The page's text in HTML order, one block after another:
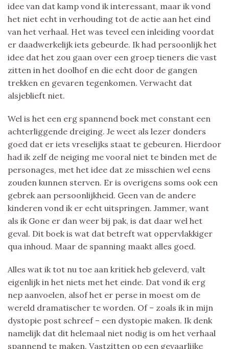
idee van dat kamp vond ik interessant, maar ik vond
het niet echt in verhouding tot de actie aan het eind
van het verhaal. Het was teveel een inleiding voordat
er daadwerkelijk iets gebeurde. Ik had persoonlijk het
idee dat het zou gaan over een groep tieners die vast
zitten in het doolhof en die echt door de gangen
trekken en gevaren tegenkomen. Verwacht dat
alsjeblieft niet.
Wel is het een erg spannend boek met constant een
achterliggende dreiging. Je weet als lezer donders
goed dat er iets vreselijks staat te gebeuren. Hierdoor
had ik zelf de neiging me vooral niet te binden met de
personages, met het idee dat ze misschien wel eens
zouden kunnen sterven. Er is overigens soms ook een
gebrek aan persoonlijkheid. Geen van de andere
kinderen vond ik er echt uitspringen. Jammer, want
als ik Gone er dan weer bij pak, is dat daar wel het
geval. Dit boek is wat dat betreft wat oppervlakkiger
qua inhoud. Maar de spanning maakt alles goed.
Alles wat ik tot nu toe aan kritiek heb geleverd, valt
eigenlijk in het niets met het einde. Dat vond ik erg
nep aanvoelen, alsof het er perse in moest om de
wereld dramatischer te worden. Of – zoals ik in mijn
dystopie post schreef – een dystopie maken. Ik denk
namelijk dat dit helemaal niet nodig is om het verhaal
spannend te maken. Vastzitten op een gevaarlijke